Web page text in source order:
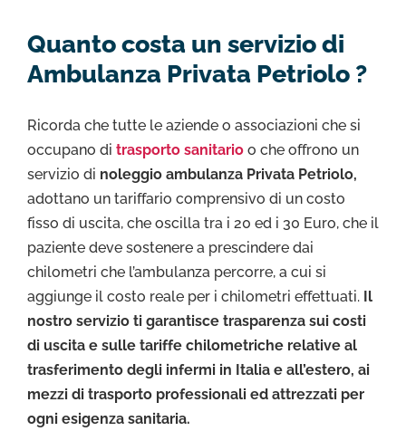
Quanto costa un servizio di
Ambulanza Privata Petriolo ?
Ricorda che tutte le aziende o associazioni che si
occupano di trasporto sanitario o che offrono un
servizio di noleggio ambulanza Privata Petriolo,
adottano un tariffario comprensivo di un costo
fisso di uscita, che oscilla tra i 20 ed i 30 Euro, che il
paziente deve sostenere a prescindere dai
chilometri che l’ambulanza percorre, a cui si
aggiunge il costo reale per i chilometri effettuati. Il
nostro servizio ti garantisce trasparenza sui costi
di uscita e sulle tariffe chilometriche relative al
trasferimento degli infermi in Italia e all’estero, ai
mezzi di trasporto professionali ed attrezzati per
ogni esigenza sanitaria.